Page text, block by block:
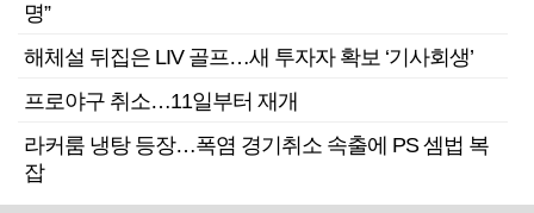
명”
해체설 뒤집은 LIV 골프…새 투자자 확보 ‘기사회생’
프로야구 취소…11일부터 재개
라커룸 냉탕 등장…폭염 경기취소 속출에 PS 셈법 복
잡